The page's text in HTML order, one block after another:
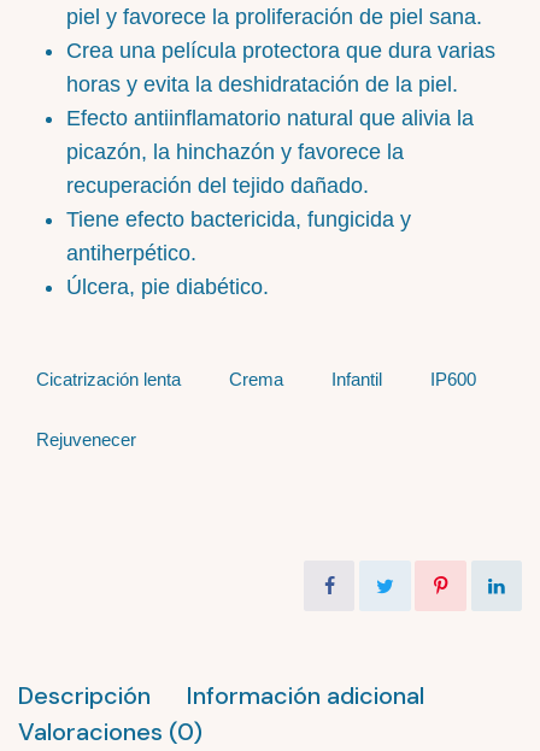
piel y favorece la proliferación de piel sana.
Crea una película protectora que dura varias
horas y evita la deshidratación de la piel.
Efecto antiinflamatorio natural que alivia la
picazón, la hinchazón y favorece la
recuperación del tejido dañado.
Tiene efecto bactericida, fungicida y
antiherpético.
Úlcera, pie diabético.
Cicatrización lenta Crema Infantil IP600
Rejuvenecer
Descripción
Información adicional
Valoraciones (0)